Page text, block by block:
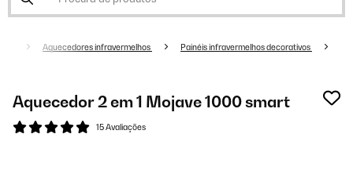
Aquecedores infravermelhos Painéis infravermelhos decorativos
Aquecedor 2 em 1 Mojave 1000 smart
15 Avaliações